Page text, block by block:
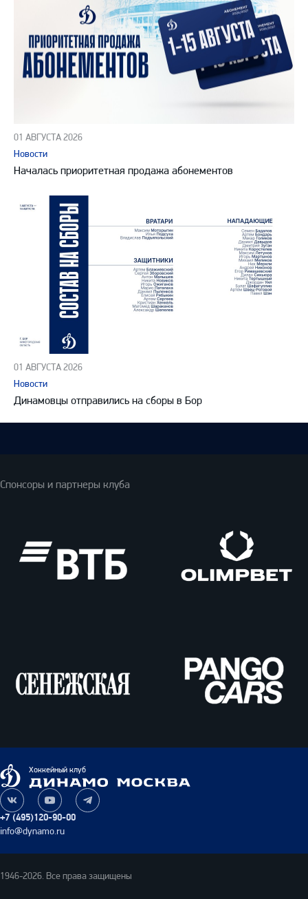
01 АВГУСТА 2026
Новости
Началась приоритетная продажа абонементов
01 АВГУСТА 2026
Новости
Динамовцы отправились на сборы в Бор
Спонсоры и партнеры клуба
Cars
Динамо
Москва
Хоккейный клуб
+7 (495)120-90-00
info@dynamo.ru
Наша
группа
ВКонтакте
Наш
канал
на
Наш
канал
1946-2026. Все права защищены